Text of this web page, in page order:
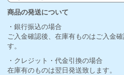
商品の発送について
・銀行振込の場合
ご入金確認後、在庫有ものはご入金
す。
・クレジット・代金引換の場合
在庫有のものは翌日発送致します。